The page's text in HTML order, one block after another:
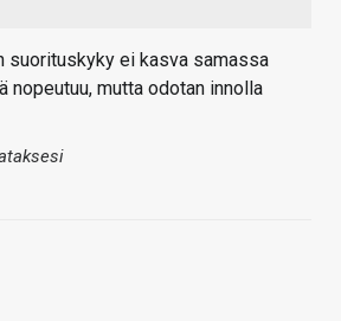
suorituskyky ei kasva samassa
nopeutuu, mutta odotan innolla